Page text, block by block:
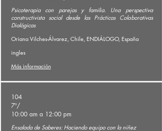
Psicoterapia con parejas y familia. Una perspectiva
constructivista social desde las Prácticas Colaborativas
Dialógicas
Oriana Vilches-Álvarez, Chile, ENDIÁLOGO, España
ingles
Más información
104
7º/
10:00 am a 12:00 pm
Ensalada de Saberes: Haciendo equipo con la niñez